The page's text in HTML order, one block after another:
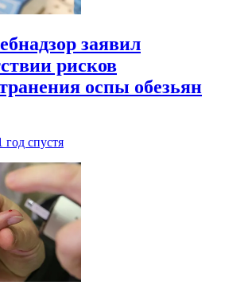
заявил
рисков
оспы обезьян
год спустя